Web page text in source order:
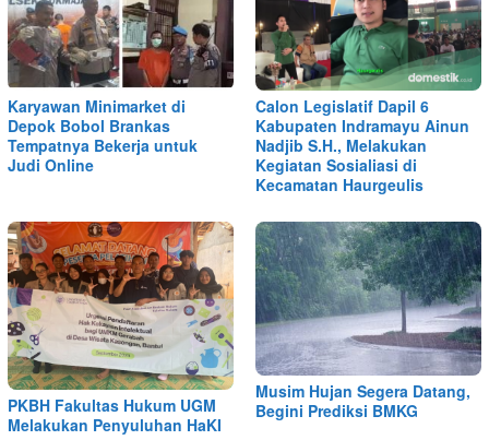
Karyawan Minimarket di
Depok Bobol Brankas
Tempatnya Bekerja untuk
Judi Online
Calon Legislatif Dapil 6
Kabupaten Indramayu Ainun
Nadjib S.H., Melakukan
Kegiatan Sosialiasi di
Kecamatan Haurgeulis
PKBH Fakultas Hukum UGM
Melakukan Penyuluhan HaKI
Musim Hujan Segera Datang,
Begini Prediksi BMKG